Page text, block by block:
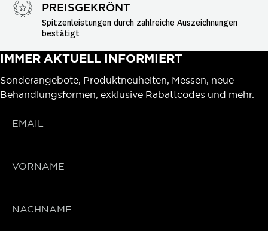
PREISGEKRÖNT
Spitzenleistungen durch zahlreiche Auszeichnungen
bestätigt
IMMER AKTUELL INFORMIERT
Sonderangebote, Produktneuheiten, Messen, neue
Behandlungsformen, exklusive Rabattcodes und mehr.